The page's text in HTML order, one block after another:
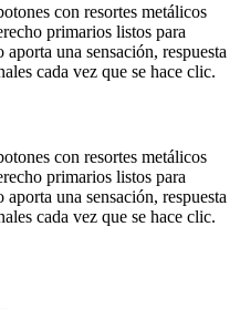
con resortes metálicos
primarios listos para
una sensación, respuesta
cada vez que se hace clic.
con resortes metálicos
primarios listos para
una sensación, respuesta
cada vez que se hace clic.